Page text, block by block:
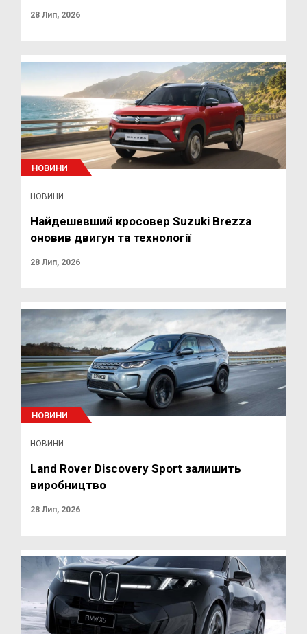
28 Лип, 2026
НОВИНИ
НОВИНИ
Найдешевший кросовер Suzuki Brezza
оновив двигун та технології
28 Лип, 2026
НОВИНИ
НОВИНИ
Land Rover Discovery Sport залишить
виробництво
28 Лип, 2026